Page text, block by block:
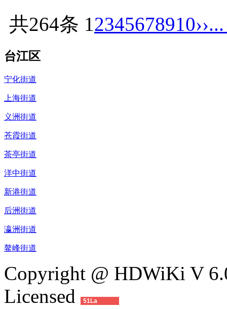
共264条 12345678910››
台江区
宁化街道
上海街道
义洲街道
苍霞街道
茶亭街道
洋中街道
新港街道
后洲街道
瀛洲街道
鳌峰街道
Copyright @ HDWiKi V
Licensed
51La